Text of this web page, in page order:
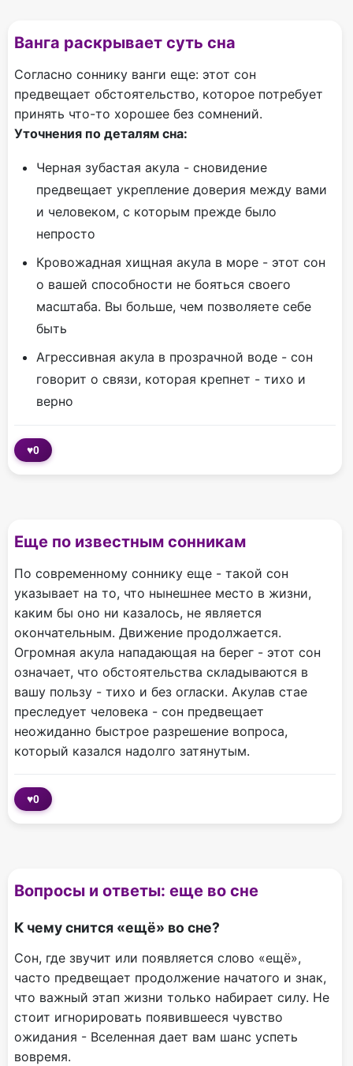
Ванга раскрывает суть сна
Согласно соннику ванги еще: этот сон
предвещает обстоятельство, которое потребует
принять что-то хорошее без сомнений.
Уточнения по деталям сна:
Черная зубастая акула - сновидение
предвещает укрепление доверия между вами
и человеком, с которым прежде было
непросто
Кровожадная хищная акула в море - этот сон
о вашей способности не бояться своего
масштаба. Вы больше, чем позволяете себе
быть
Агрессивная акула в прозрачной воде - сон
говорит о связи, которая крепнет - тихо и
верно
♥0
Еще по известным сонникам
По современному соннику еще - такой сон
указывает на то, что нынешнее место в жизни,
каким бы оно ни казалось, не является
окончательным. Движение продолжается.
Огромная акула нападающая на берег - этот сон
означает, что обстоятельства складываются в
вашу пользу - тихо и без огласки. Акулав стае
преследует человека - сон предвещает
неожиданно быстрое разрешение вопроса,
который казался надолго затянутым.
♥0
Вопросы и ответы: еще во сне
К чему снится «ещё» во сне?
Сон, где звучит или появляется слово «ещё»,
часто предвещает продолжение начатого и знак,
что важный этап жизни только набирает силу. Не
стоит игнорировать появившееся чувство
ожидания - Вселенная дает вам шанс успеть
вовремя.